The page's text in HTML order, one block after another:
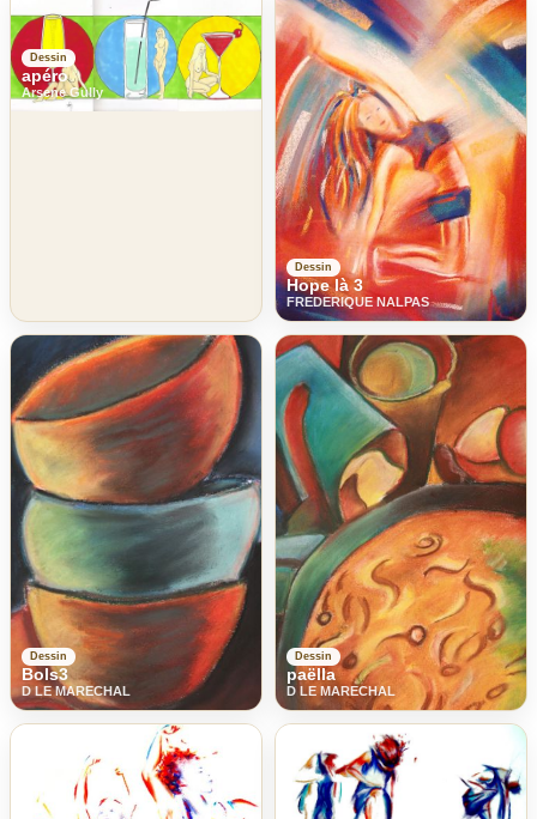
Dessin
apéro
Arsene Gully
Dessin
Hope là 3
FREDERIQUE NALPAS
Dessin
Bols3
D LE MARECHAL
Dessin
paëlla
D LE MARECHAL